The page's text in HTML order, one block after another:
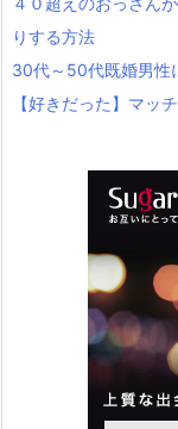
りする方法
30代～50代既婚男性
【好きだった】マッ